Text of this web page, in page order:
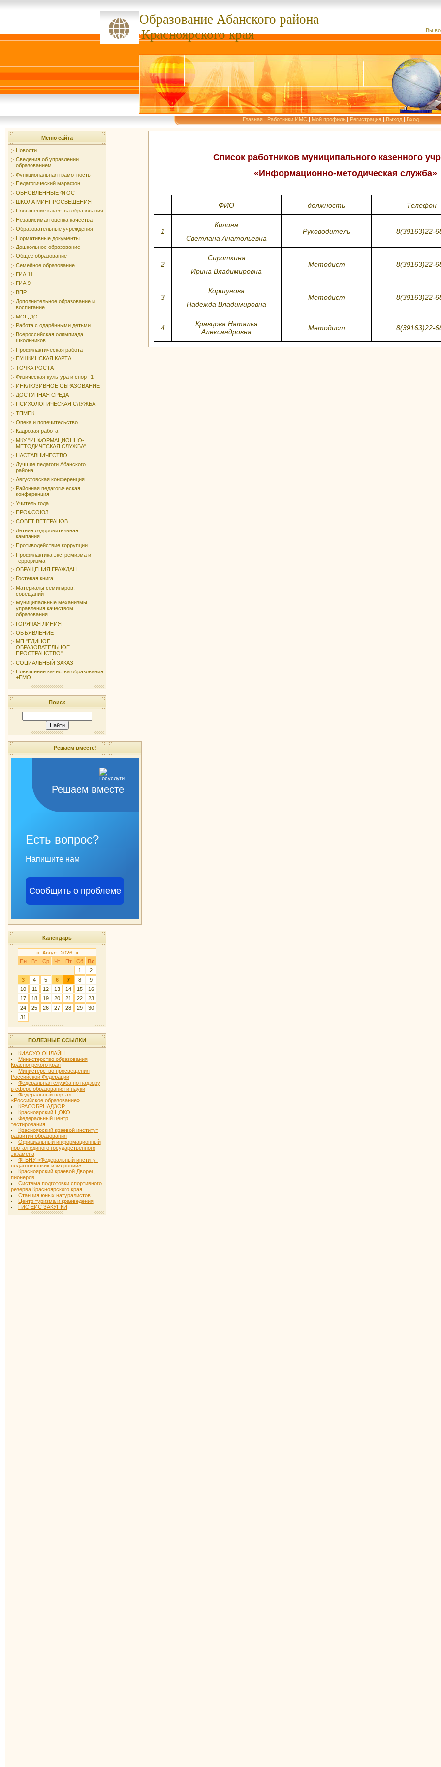
Образование Абанского района
сссссссКрасноярского края Вы
Главная | Работники ИМС | Мой профиль | Регистрация | Выход | Вход
Меню сайта
Новости
Сведения об управлении
образованием
Функциональная грамотность
Педагогический марафон
ОБНОВЛЕННЫЕ ФГОС
ШКОЛА МИНПРОСВЕЩЕНИЯ
Повышение качества образования
Независимая оценка качества
Образовательные учреждения
Нормативные документы
Дошкольное образование
Общее образование
Семейное образование
ГИА 11
ГИА 9
ВПР
Дополнительное образование и
воспитание
МОЦ ДО
Работа с одарёнными детьми
Всероссийская олимпиада
школьников
Профилактическая работа
ПУШКИНСКАЯ КАРТА
ТОЧКА РОСТА
Физическая культура и спорт 1
ИНКЛЮЗИВНОЕ ОБРАЗОВАНИЕ
ДОСТУПНАЯ СРЕДА
ПСИХОЛОГИЧЕСКАЯ СЛУЖБА
ТПМПК
Опека и попечительство
Кадровая работа
МКУ "ИНФОРМАЦИОННО-
МЕТОДИЧЕСКАЯ СЛУЖБА"
НАСТАВНИЧЕСТВО
Лучшие педагоги Абанского
района
Августовская конференция
Районная педагогическая
конференция
Учитель года
ПРОФСОЮЗ
СОВЕТ ВЕТЕРАНОВ
Летняя оздоровительная
кампания
Противодействие коррупции
Профилактика экстремизма и
терроризма
ОБРАЩЕНИЯ ГРАЖДАН
Гостевая книга
Материалы семинаров,
совещаний
Муниципальные механизмы
управления качеством
образования
ГОРЯЧАЯ ЛИНИЯ
ОБЪЯВЛЕНИЕ
МП "ЕДИНОЕ
ОБРАЗОВАТЕЛЬНОЕ
ПРОСТРАНСТВО"
СОЦИАЛЬНЫЙ ЗАКАЗ
Повышение качества образования
+ЕМО
Поиск
Решаем вместе!
Решаем вместе
Есть вопрос?
Напишите нам
Сообщить о проблеме
Календарь
« Август 2026 »
Пн
Вт Ср Чт Пт Сб
Вс
1
2
3
4 5 6 7 8
9
10
11 12 13 14 15
16
17
18 19 20 21 22
23
24
25 26 27 28 29
30
31
ПОЛЕЗНЫЕ ССЫЛКИ
КИАСУО ОНЛАЙН
Министерство образования
Красноярского края
Министерство просвещения
Российской Федерации
Федеральная служба по надзору
в сфере образования и науки
Федеральный портал
«Российское образование»
КРАСОБРНАДЗОР
Красноярский ЦОКО
Федеральный центр
тестирования
Красноярский краевой институт
развития образования
Официальный информационный
портал единого государственного
экзамена
ФГБНУ «Федеральный институт
педагогических измерений»
Красноярский краевой Дворец
пионеров
Система подготовки спортивного
резерва Красноярского края
Станция юных натуралистов
Центр туризма и краеведения
ГИС ЕИС ЗАКУПКИ
Список работников муниципального казенного
«Информационно-методическая служба»
ФИО должность Телефон
1
Килина
Светлана Анатольевна
Руководитель 8(39163)22-
2
Сироткина
Ирина Владимировна
Методист 8(39163)22-
3
Коршунова
Надежда Владимировна
Методист 8(39163)22-
4
Кравцова Наталья
Александровна
Методист 8(39163)22-